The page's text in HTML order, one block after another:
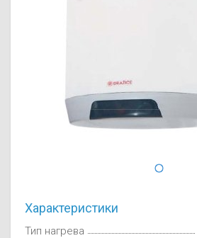
Характеристики
Тип нагрева